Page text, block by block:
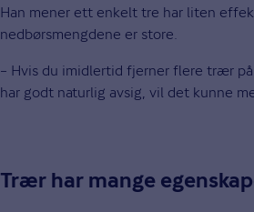
Han mener ett enkelt tre har liten
nedbørsmengdene er store.
– Hvis du imidlertid fjerner flere trær
har godt naturlig avsig, vil det kunne
Trær har mange